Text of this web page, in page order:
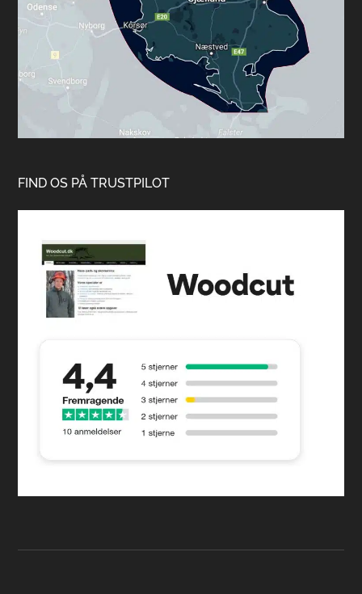
FIND OS PÅ TRUSTPILOT